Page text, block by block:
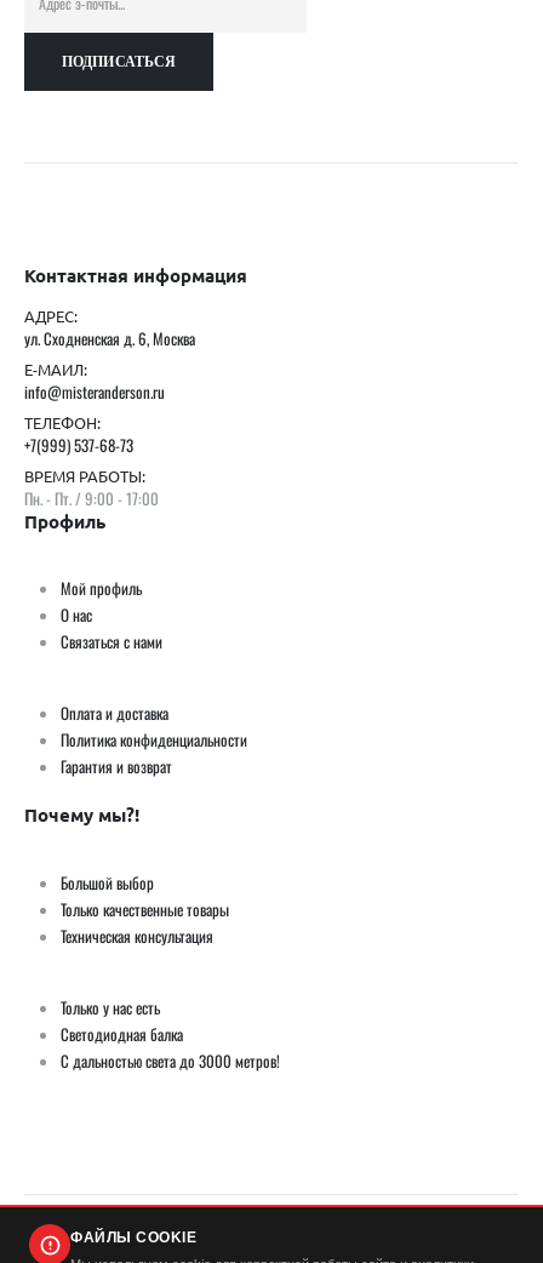
Контактная информация
АДРЕС:
ул. Сходненская д. 6, Москва
Е-МАИЛ:
info@misteranderson.ru
ТЕЛЕФОН:
+7(999) 537-68-73
ВРЕМЯ РАБОТЫ:
Пн. - Пт. / 9:00 - 17:00
Профиль
Мой профиль
О нас
Связаться с нами
Оплата и доставка
Политика конфиденциальности
Гарантия и возврат
Почему мы?!
Большой выбор
Только качественные товары
Техническая консультация
Только у нас есть
Светодиодная балка
С дальностью света до 3000 метров!
ФАЙЛЫ COOKIE